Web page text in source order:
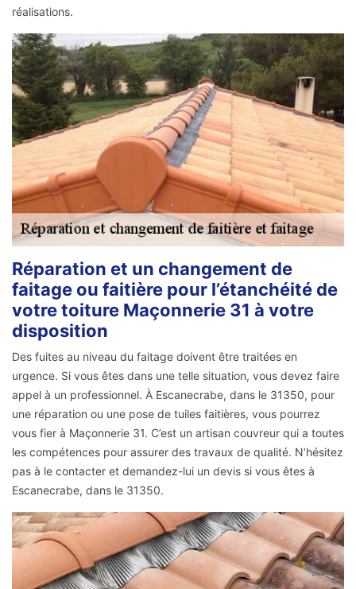
réalisations.
Réparation et un changement de
faitage ou faitière pour l’étanchéité de
votre toiture Maçonnerie 31 à votre
disposition
Des fuites au niveau du faitage doivent être traitées en
urgence. Si vous êtes dans une telle situation, vous devez faire
appel à un professionnel. À Escanecrabe, dans le 31350, pour
une réparation ou une pose de tuiles faitières, vous pourrez
vous fier à Maçonnerie 31. C’est un artisan couvreur qui a toutes
les compétences pour assurer des travaux de qualité. N’hésitez
pas à le contacter et demandez-lui un devis si vous êtes à
Escanecrabe, dans le 31350.